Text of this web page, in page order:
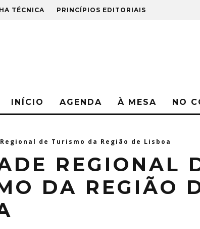
TÉCNICA PRINCÍPIOS EDITORIAIS
INÍCIO AGENDA À MESA NO
de Turismo da Região de Lisboa
REGIONAL
DA REGIÃO